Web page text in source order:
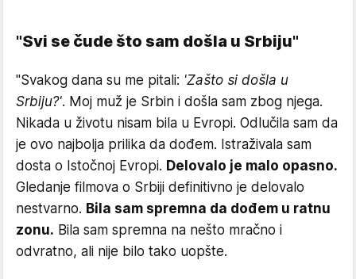
"Svi se čude što sam došla u Srbiju"
"Svakog dana su me pitali: 'Zašto si došla u
Srbiju?'. Moj muž je Srbin i došla sam zbog njega.
Nikada u životu nisam bila u Evropi. Odlučila sam da
je ovo najbolja prilika da dođem. Istraživala sam
dosta o Istočnoj Evropi. Delovalo je malo opasno.
Gledanje filmova o Srbiji definitivno je delovalo
nestvarno. Bila sam spremna da dođem u ratnu
zonu. Bila sam spremna na nešto mračno i
odvratno, ali nije bilo tako uopšte.